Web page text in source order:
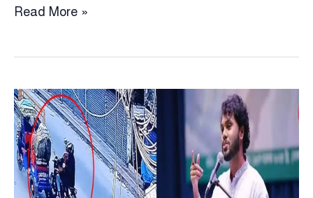
হাদিকে
অভিযুক্ত
ফয়সালের
সাথে
একটি
বড়
ইসলামি
Read More »